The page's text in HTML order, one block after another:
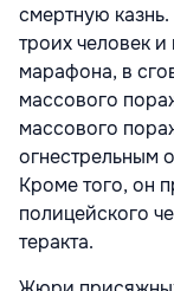
смертную
троих человек
марафона, в
массового
массового
огнестрельным
Кроме того, он
полицейского
теракта.